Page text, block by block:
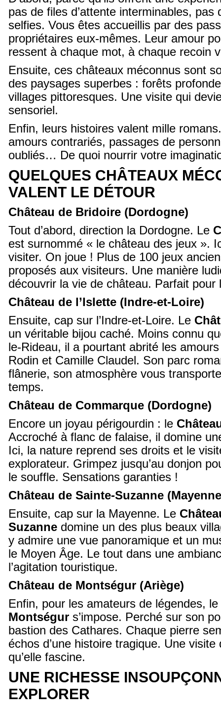
pas de files d’attente interminables, pas
selfies. Vous êtes accueillis par des
propriétaires eux-mêmes. Leur amour
ressent à chaque mot, à chaque recoin
Ensuite, ces châteaux méconnus sont
des paysages superbes : forêts
villages pittoresques. Une visite qui
sensoriel.
Enfin, leurs histoires valent mille
amours contrariés, passages de
oubliés… De quoi nourrir votre
QUELQUES CHÂTEAUX
VALENT LE DÉTOUR
Château de Bridoire (Dordogne)
Tout d’abord, direction la Dordogne. Le
est surnommé « le château des jeux ».
visiter. On joue ! Plus de 100 jeux
proposés aux visiteurs. Une manière
découvrir la vie de château. Parfait pour
Château de l’Islette (Indre-et-Loire)
Ensuite, cap sur l’Indre-et-Loire. Le
un véritable bijou caché. Moins connu
le-Rideau, il a pourtant abrité les
Rodin et Camille Claudel. Son parc
flânerie, son atmosphère vous
temps.
Château de Commarque (Dordogne)
Encore un joyau périgourdin : le
Accroché à flanc de falaise, il domine
Ici, la nature reprend ses droits et le
explorateur. Grimpez jusqu’au donjon
le souffle. Sensations garanties !
Château de Sainte-Suzanne
Ensuite, cap sur la Mayenne. Le
Suzanne domine un des plus beaux
y admire une vue panoramique et un
le Moyen Âge. Le tout dans une
l’agitation touristique.
Château de Montségur (Ariège)
Enfin, pour les amateurs de légendes, le
Montségur s’impose. Perché sur son
bastion des Cathares. Chaque pierre
échos d’une histoire tragique. Une
qu’elle fascine.
UNE RICHESSE
EXPLORER